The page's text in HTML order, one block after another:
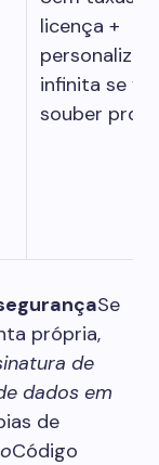
licença +
infinita se
souber
Se
própria,
de
dados em
de
Código